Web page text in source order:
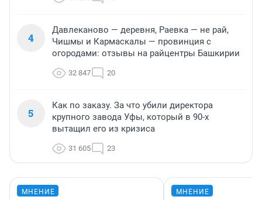
4
Давлеканово — деревня, Раевка — не рай,
Чишмы и Кармаскалы — провинция с
огородами: отзывы на райцентры Башкирии
32 847 20
5
Как по заказу. За что убили директора
крупного завода Уфы, который в 90-х
вытащил его из кризиса
31 605 23
МНЕНИЕ МНЕНИЕ